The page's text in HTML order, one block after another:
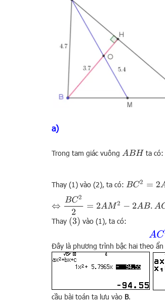
a)
Trong tam giác vuông ABH ta có:
Thay (1) vào (2), ta có:
=
C22=2 A
Thay (3) vào (1), ta có:
AC2
Đây là phương trình bậc hai theo ẩn
cầu bài toán ta lưu vào B.